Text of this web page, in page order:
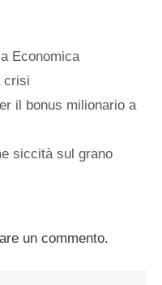
Economica
crisi
il bonus milionario a
siccità sul grano
un commento.